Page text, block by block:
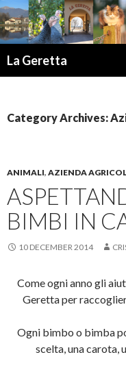
La Geretta
Category Archives:
ANIMALI, AZIENDA
BIMBI IN
10 DECEMBER 2014
Come ogni anno gli
Geretta per
Ogni bimbo o bimba
scelta, una carota,